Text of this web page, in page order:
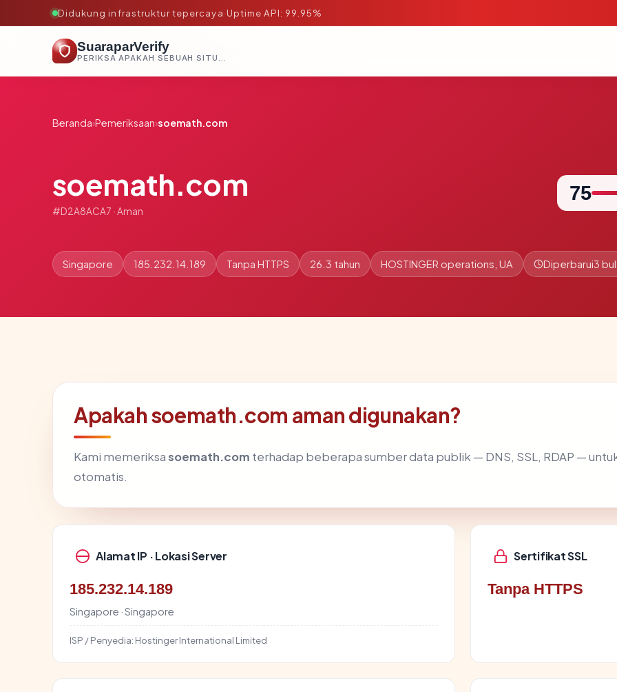
Didukung infrastruktur tepercaya·Uptime API: 99.95%
SuaraparVerify
PERIKSA APAKAH SEBUAH SITUS AMAN, TEPERCAYA, DAN TERVERIFIKASI DALAM HITUNGAN DETIK.
Beranda›Pemeriksaan›soemath.com
soemath.com
#D2A8ACA7 · Aman
75
Singapore 185.232.14.189 Tanpa HTTPS 26.3 tahun HOSTINGER operations, UA Diperbarui3
Apakah soemath.com aman digunakan?
Kami memeriksasoemath.com terhadap beberapa sumber data publik — DNS, SSL, RDAP —
otomatis.
Alamat IP · Lokasi Server
185.232.14.189
Singapore · Singapore
ISP / Penyedia: Hostinger International Limited
Sertifikat SSL
Tanpa HTTPS